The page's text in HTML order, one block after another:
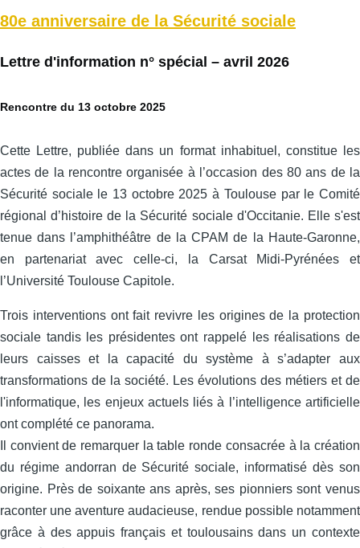
80e anniversaire de la Sécurité sociale
Lettre d'information n° spécial – avril 2026
Rencontre du 13 octobre 2025
Cette Lettre, publiée dans un format inhabituel, constitue les
actes de la rencontre organisée à l’occasion des 80 ans de la
Sécurité sociale le 13 octobre 2025 à Toulouse par le Comité
régional d’histoire de la Sécurité sociale d'Occitanie. Elle s'est
tenue dans l’amphithéâtre de la CPAM de la Haute-Garonne,
en partenariat avec celle‑ci, la Carsat Midi‑Pyrénées et
l’Université Toulouse Capitole.
Trois interventions ont fait revivre les origines de la protection
sociale tandis les présidentes ont rappelé les réalisations de
leurs caisses et la capacité du système à s’adapter aux
transformations de la société. Les évolutions des métiers et de
l'informatique, les enjeux actuels liés à l’intelligence artificielle
ont complété ce panorama.
Il convient de remarquer la table ronde consacrée à la création
du régime andorran de Sécurité sociale, informatisé dès son
origine. Près de soixante ans après, ses pionniers sont venus
raconter une aventure audacieuse, rendue possible notamment
grâce à des appuis français et toulousains dans un contexte